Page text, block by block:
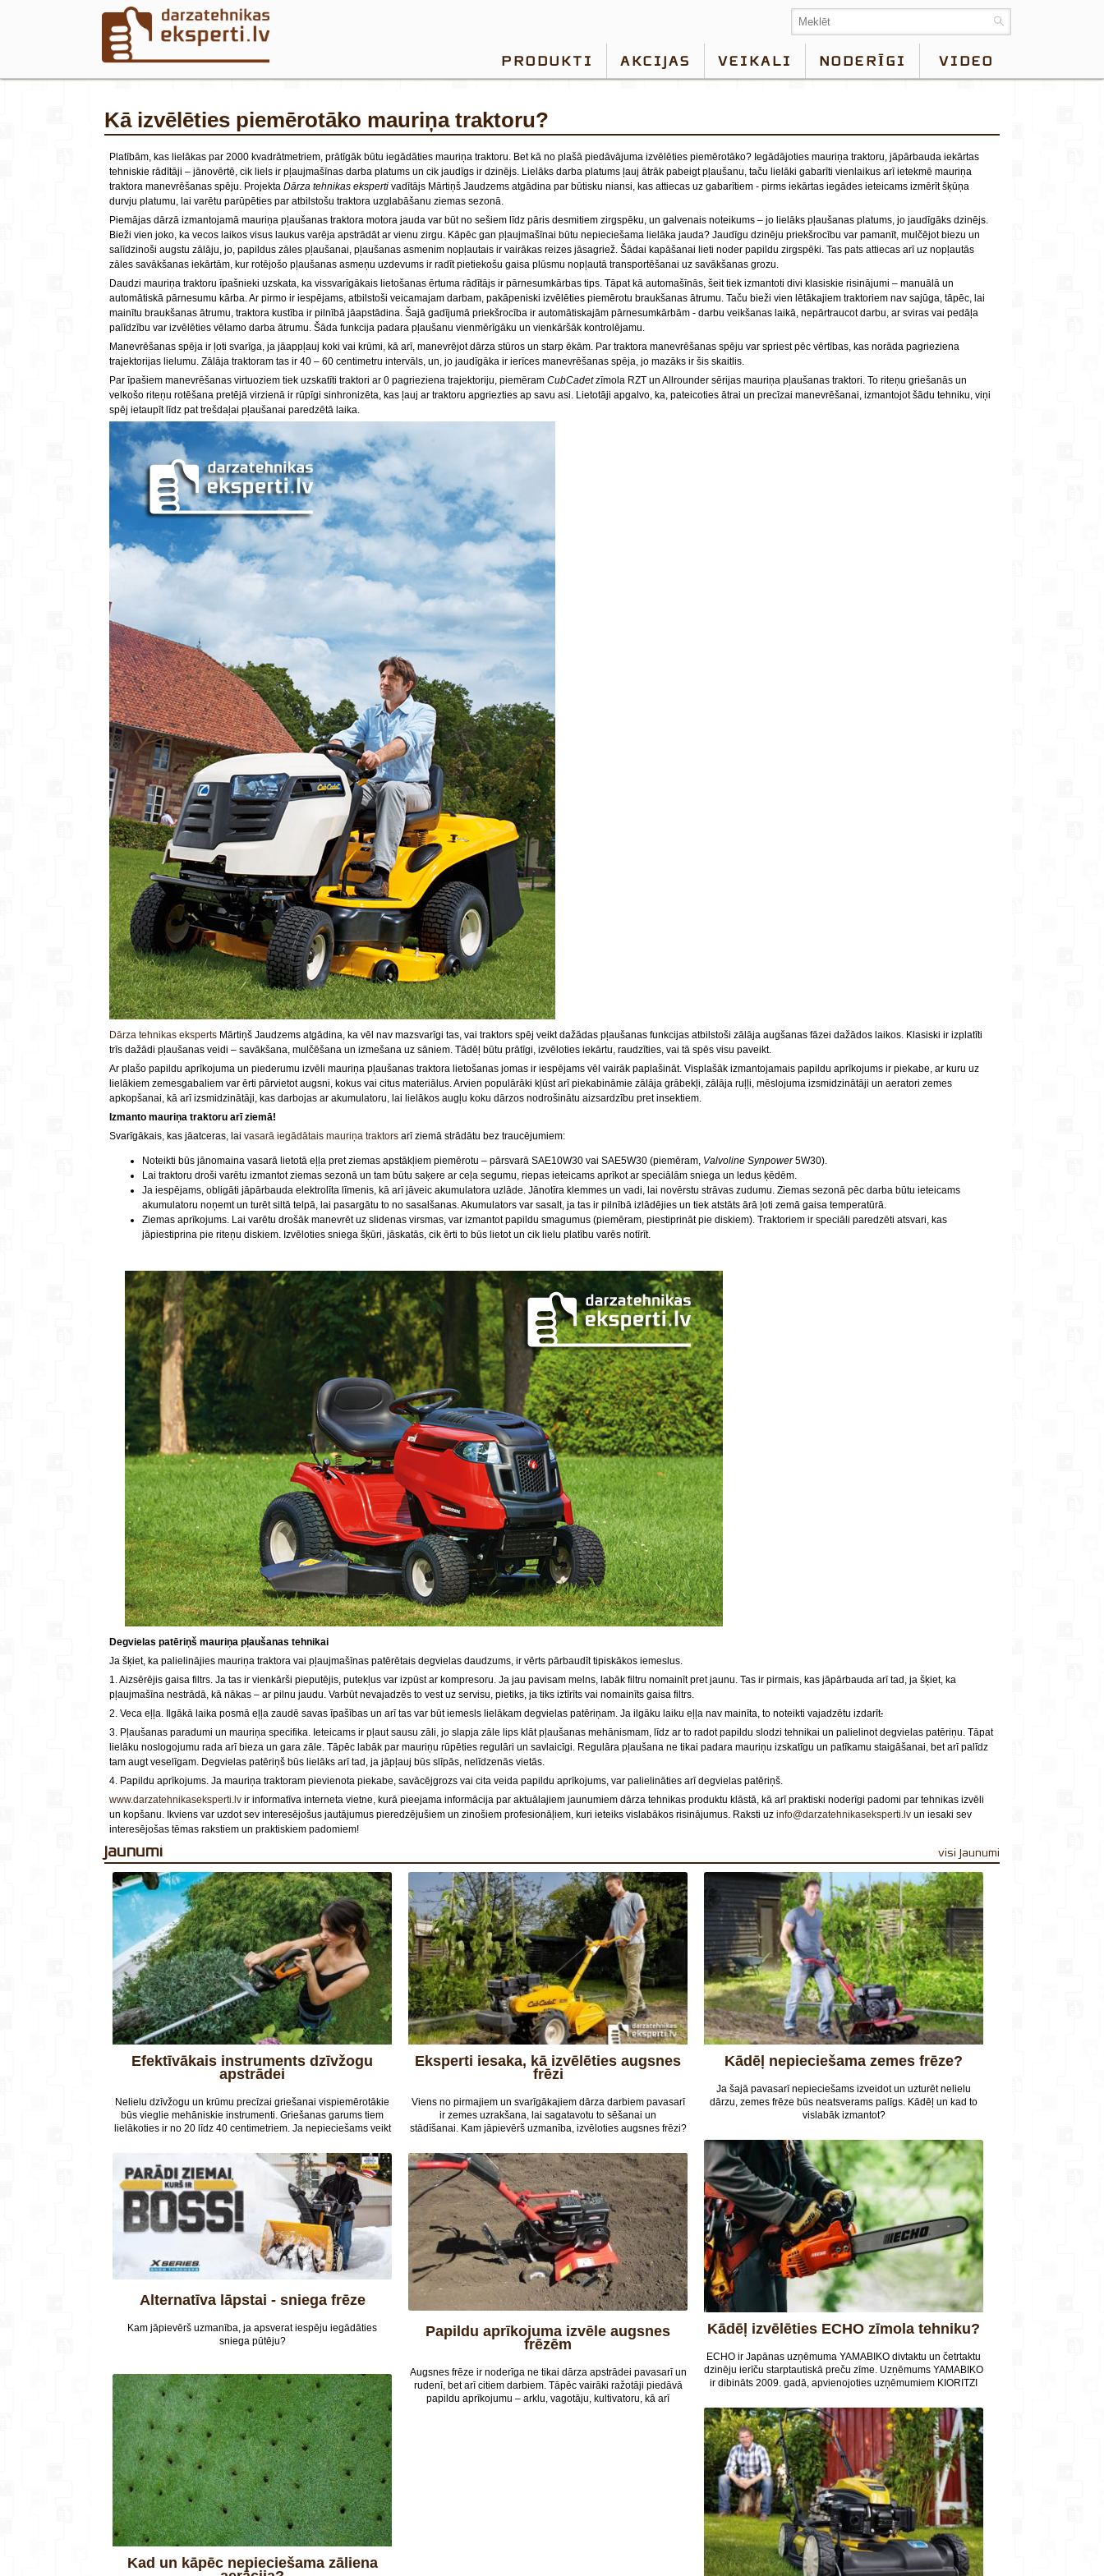
PRODUKTI AKCIJAS VEIKALI NODERĪGI VIDEO
Kā izvēlēties piemērotāko mauriņa traktoru?
Platībām, kas lielākas par 2000 kvadrātmetriem, prātīgāk būtu iegādāties mauriņa traktoru. Bet kā no plašā piedāvājuma izvēlēties piemērotāko? Iegādājoties mauriņa traktoru, jāpārbauda iekārtas
tehniskie rādītāji – jānovērtē, cik liels ir pļaujmašīnas darba platums un cik jaudīgs ir dzinējs. Lielāks darba platums ļauj ātrāk pabeigt pļaušanu, taču lielāki gabarīti vienlaikus arī ietekmē mauriņa
traktora manevrēšanas spēju. Projekta Dārza tehnikas eksperti vadītājs Mārtiņš Jaudzems atgādina par būtisku niansi, kas attiecas uz gabarītiem - pirms iekārtas iegādes ieteicams izmērīt šķūņa
durvju platumu, lai varētu parūpēties par atbilstošu traktora uzglabāšanu ziemas sezonā.
Piemājas dārzā izmantojamā mauriņa pļaušanas traktora motora jauda var būt no sešiem līdz pāris desmitiem zirgspēku, un galvenais noteikums – jo lielāks pļaušanas platums, jo jaudīgāks dzinējs.
Bieži vien joko, ka vecos laikos visus laukus varēja apstrādāt ar vienu zirgu. Kāpēc gan pļaujmašīnai būtu nepieciešama lielāka jauda? Jaudīgu dzinēju priekšrocību var pamanīt, mulčējot biezu un
salīdzinoši augstu zālāju, jo, papildus zāles pļaušanai, pļaušanas asmenim nopļautais ir vairākas reizes jāsagriež. Šādai kapāšanai lieti noder papildu zirgspēki. Tas pats attiecas arī uz nopļautās
zāles savākšanas iekārtām, kur rotējošo pļaušanas asmeņu uzdevums ir radīt pietiekošu gaisa plūsmu nopļautā transportēšanai uz savākšanas grozu.
Daudzi mauriņa traktoru īpašnieki uzskata, ka vissvarīgākais lietošanas ērtuma rādītājs ir pārnesumkārbas tips. Tāpat kā automašīnās, šeit tiek izmantoti divi klasiskie risinājumi – manuālā un
automātiskā pārnesumu kārba. Ar pirmo ir iespējams, atbilstoši veicamajam darbam, pakāpeniski izvēlēties piemērotu braukšanas ātrumu. Taču bieži vien lētākajiem traktoriem nav sajūga, tāpēc, lai
mainītu braukšanas ātrumu, traktora kustība ir pilnībā jāapstādina. Šajā gadījumā priekšrocība ir automātiskajām pārnesumkārbām - darbu veikšanas laikā, nepārtraucot darbu, ar sviras vai pedāļa
palīdzību var izvēlēties vēlamo darba ātrumu. Šāda funkcija padara pļaušanu vienmērīgāku un vienkāršāk kontrolējamu.
Manevrēšanas spēja ir ļoti svarīga, ja jāappļauj koki vai krūmi, kā arī, manevrējot dārza stūros un starp ēkām. Par traktora manevrēšanas spēju var spriest pēc vērtības, kas norāda pagrieziena
trajektorijas lielumu. Zālāja traktoram tas ir 40 ‒ 60 centimetru intervāls, un, jo jaudīgāka ir ierīces manevrēšanas spēja, jo mazāks ir šis skaitlis.
Par īpašiem manevrēšanas virtuoziem tiek uzskatīti traktori ar 0 pagrieziena trajektoriju, piemēram CubCadetzīmola RZT un Allrounder sērijas mauriņa pļaušanas traktori. To riteņu griešanās un
velkošo riteņu rotēšana pretējā virzienā ir rūpīgi sinhronizēta, kas ļauj ar traktoru apgriezties ap savu asi. Lietotāji apgalvo, ka, pateicoties ātrai un precīzai manevrēšanai, izmantojot šādu tehniku, viņi
spēj ietaupīt līdz pat trešdaļai pļaušanai paredzētā laika.
Dārza tehnikas eksperts Mārtiņš Jaudzems atgādina, ka vēl nav mazsvarīgi tas, vai traktors spēj veikt dažādas pļaušanas funkcijas atbilstoši zālāja augšanas fāzei dažādos laikos. Klasiski ir izplatīti
trīs dažādi pļaušanas veidi – savākšana, mulčēšana un izmešana uz sāniem. Tādēļ būtu prātīgi, izvēloties iekārtu, raudzīties, vai tā spēs visu paveikt.
Ar plašo papildu aprīkojuma un piederumu izvēli mauriņa pļaušanas traktora lietošanas jomas ir iespējams vēl vairāk paplašināt. Visplašāk izmantojamais papildu aprīkojums ir piekabe, ar kuru uz
lielākiem zemesgabaliem var ērti pārvietot augsni, kokus vai citus materiālus. Arvien populārāki kļūst arī piekabināmie zālāja grābekļi, zālāja ruļļi, mēslojuma izsmidzinātāji un aeratori zemes
apkopšanai, kā arī izsmidzinātāji, kas darbojas ar akumulatoru, lai lielākos augļu koku dārzos nodrošinātu aizsardzību pret insektiem.
Izmanto mauriņa traktoru arī ziemā!
Svarīgākais, kas jāatceras, lai vasarā iegādātais mauriņa traktors arī ziemā strādātu bez traucējumiem:
Noteikti būs jānomaina vasarā lietotā eļļa pret ziemas apstākļiem piemērotu – pārsvarā SAE10W30 vai SAE5W30 (piemēram, Valvoline Synpower5W30).
Lai traktoru droši varētu izmantot ziemas sezonā un tam būtu saķere ar ceļa segumu, riepas ieteicams aprīkot ar speciālām sniega un ledus ķēdēm.
Ja iespējams, obligāti jāpārbauda elektrolīta līmenis, kā arī jāveic akumulatora uzlāde. Jānotīra klemmes un vadi, lai novērstu strāvas zudumu. Ziemas sezonā pēc darba būtu ieteicams
akumulatoru noņemt un turēt siltā telpā, lai pasargātu to no sasalšanas. Akumulators var sasalt, ja tas ir pilnībā izlādējies un tiek atstāts ārā ļoti zemā gaisa temperatūrā.
Ziemas aprīkojums. Lai varētu drošāk manevrēt uz slidenas virsmas, var izmantot papildu smagumus (piemēram, piestiprināt pie diskiem). Traktoriem ir speciāli paredzēti atsvari, kas
jāpiestiprina pie riteņu diskiem. Izvēloties sniega šķūri, jāskatās, cik ērti to būs lietot un cik lielu platību varēs notīrīt.
Degvielas patēriņš mauriņa pļaušanas tehnikai
Ja šķiet, ka palielinājies mauriņa traktora vai pļaujmašīnas patērētais degvielas daudzums, ir vērts pārbaudīt tipiskākos iemeslus.
1. Aizsērējis gaisa filtrs. Ja tas ir vienkārši pieputējis, putekļus var izpūst ar kompresoru. Ja jau pavisam melns, labāk filtru nomainīt pret jaunu. Tas ir pirmais, kas jāpārbauda arī tad, ja šķiet, ka
pļaujmašīna nestrādā, kā nākas – ar pilnu jaudu. Varbūt nevajadzēs to vest uz servisu, pietiks, ja tiks iztīrīts vai nomainīts gaisa filtrs.
2. Veca eļļa. Ilgākā laika posmā eļļa zaudē savas īpašības un arī tas var būt iemesls lielākam degvielas patēriņam. Ja ilgāku laiku eļļa nav mainīta, to noteikti vajadzētu izdarīt.
3. Pļaušanas paradumi un mauriņa specifika. Ieteicams ir pļaut sausu zāli, jo slapja zāle lips klāt pļaušanas mehānismam, līdz ar to radot papildu slodzi tehnikai un palielinot degvielas patēriņu. Tāpat
lielāku noslogojumu rada arī bieza un gara zāle. Tāpēc labāk par mauriņu rūpēties regulāri un savlaicīgi. Regulāra pļaušana ne tikai padara mauriņu izskatīgu un patīkamu staigāšanai, bet arī palīdz
tam augt veselīgam. Degvielas patēriņš būs lielāks arī tad, ja jāpļauj būs slīpās, nelīdzenās vietās.
4. Papildu aprīkojums. Ja mauriņa traktoram pievienota piekabe, savācējgrozs vai cita veida papildu aprīkojums, var palielināties arī degvielas patēriņš.
www.darzatehnikaseksperti.lv ir informatīva interneta vietne, kurā pieejama informācija par aktuālajiem jaunumiem dārza tehnikas produktu klāstā, kā arī praktiski noderīgi padomi par tehnikas izvēli
un kopšanu. Ikviens var uzdot sev interesējošus jautājumus pieredzējušiem un zinošiem profesionāļiem, kuri ieteiks vislabākos risinājumus. Raksti uz info@darzatehnikaseksperti.lv un iesaki sev
interesējošas tēmas rakstiem un praktiskiem padomiem!
Jaunumi visi Jaunumi
Efektīvākais instruments dzīvžogu
apstrādei
Nelielu dzīvžogu un krūmu precīzai griešanai vispiemērotākie
būs vieglie mehāniskie instrumenti. Griešanas garums tiem
lielākoties ir no 20 līdz 40 centimetriem. Ja nepieciešams veikt
benzīna un elektriskie instrumenti. Tie ir lielāki un smagāki,
taču ar lielāku veiktspēju. Šie instrumenti ir piemēroti gan
labročiem, gan kreiļiem. To griešanas garums ir no 35 līdz 70
centimetriem.
Eksperti iesaka, kā izvēlēties augsnes
frēzi
Viens no pirmajiem un svarīgākajiem dārza darbiem pavasarī
ir zemes uzrakšana, lai sagatavotu to sēšanai un
stādīšanai. Kam jāpievērš uzmanība, izvēloties augsnes frēzi?
Kādēļ nepieciešama zemes frēze?
Ja šajā pavasarī nepieciešams izveidot un uzturēt nelielu
dārzu, zemes frēze būs neatsverams palīgs. Kādēļ un kad to
vislabāk izmantot?
Kādēļ izvēlēties ECHO zīmola tehniku?
ECHO ir Japānas uzņēmuma YAMABIKO divtaktu un četrtaktu
dzinēju ierīču starptautiskā preču zīme. Uzņēmums YAMABIKO
ir dibināts 2009. gadā, apvienojoties uzņēmumiem KIORITZI
pasaules kara, ir vairāk kā 50 gadu pieredze dažādu
instrumentu ražošanā.
Alternatīva lāpstai - sniega frēze
Kam jāpievērš uzmanība, ja apsverat iespēju iegādāties
sniega pūtēju?
Papildu aprīkojuma izvēle augsnes
frēzēm
Augsnes frēze ir noderīga ne tikai dārza apstrādei pavasarī un
rudenī, bet arī citiem darbiem. Tāpēc vairāki ražotāji piedāvā
papildu aprīkojumu – arklu, vagotāju, kultivatoru, kā arī
Kad un kāpēc nepieciešama zāliena